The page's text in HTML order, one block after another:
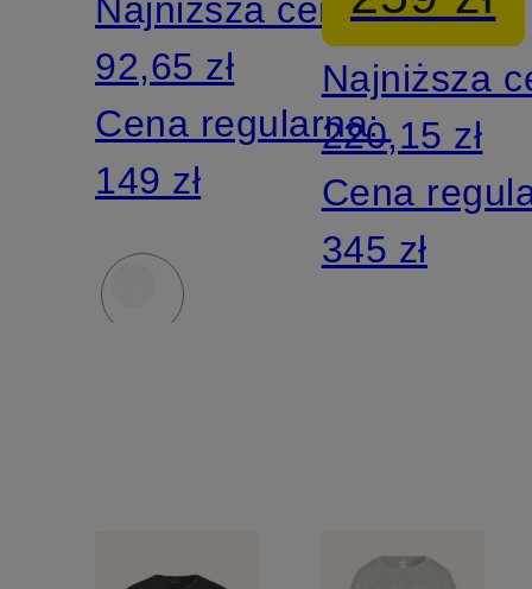
Najniższa cena:
92,65 zł
Cena regularna:
149 zł
Najniższa
220,15 zł
Cena
345 zł